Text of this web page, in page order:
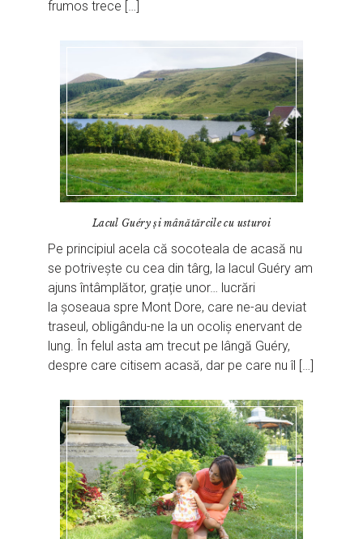
frumos trece […]
Lacul Guéry și mânătărcile cu usturoi
Pe principiul acela că socoteala de acasă nu
se potrivește cu cea din târg, la lacul Guéry am
ajuns întâmplător, grație unor… lucrări
la șoseaua spre Mont Dore, care ne-au deviat
traseul, obligându-ne la un ocoliș enervant de
lung. În felul asta am trecut pe lângă Guéry,
despre care citisem acasă, dar pe care nu îl […]